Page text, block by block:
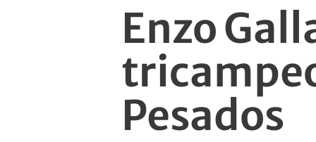
Enzo
Pesados